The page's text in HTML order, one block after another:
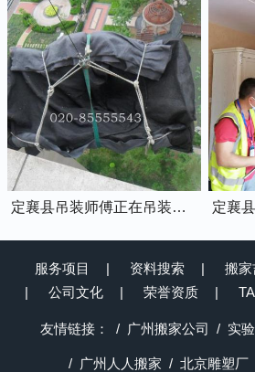
定襄县吊装师傅正在吊装物品上楼
服务项目 资料搜索 搬家
公司文化
荣誉资质
友情链接： 广州搬家公司 实
广州人人搬家 北京雕塑厂